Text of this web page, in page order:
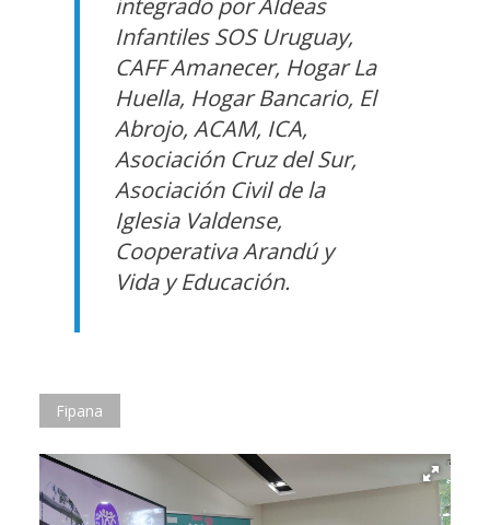
integrado por Aldeas
Infantiles SOS Uruguay,
CAFF Amanecer, Hogar La
Huella, Hogar Bancario, El
Abrojo, ACAM, ICA,
Asociación Cruz del Sur,
Asociación Civil de la
Iglesia Valdense,
Cooperativa Arandú y
Vida y Educación.
Fipana